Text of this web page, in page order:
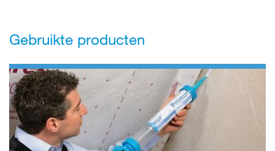
Gebruikte producten